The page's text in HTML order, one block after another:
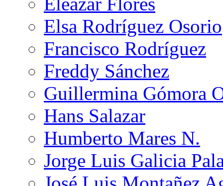
Elsa Rodríguez Osorio
Francisco Rodríguez
Freddy Sánchez
Guillermina Gómora
Hans Salazar
Humberto Mares N.
Jorge Luis Galicia